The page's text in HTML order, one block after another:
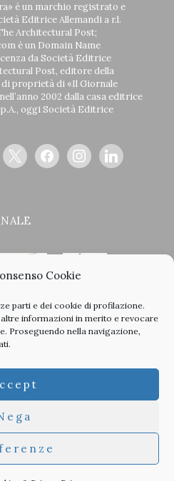
Cookie
parti e dei cookie di profilazione.
informazioni in merito e revocare
Proseguendo nella navigazione,
è un marchio registrato e
Editrice Allemandi a r.l.
Architectural Post;
è un Domain Name
da Società Editrice
Post, editore della
proprietà di «Il Giornale
2002 dalla casa editrice
oggi Società Editrice
x facebookinstagramlinkedin
>
in PDF.
-Privacy -
byStudioata